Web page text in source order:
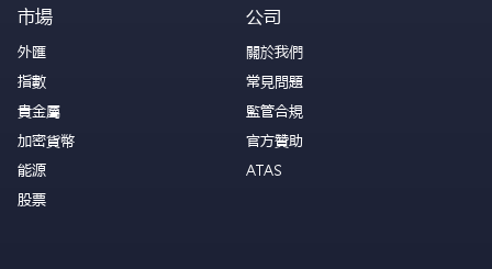
市場
外匯
指數
貴金屬
加密貨幣
能源
股票
公司
關於我們
常見問題
監管合規
官方贊助
ATAS